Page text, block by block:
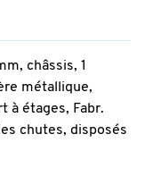
châssis, 1
métallique,
à étages, Fabr.
chutes, disposés